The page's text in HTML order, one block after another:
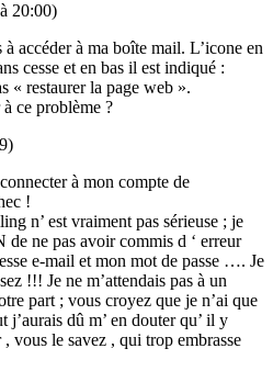
20:00)
accéder à ma boîte mail. L’icone en
cesse et en bas il est indiqué :
« restaurer la page web ».
ce problème ?
à mon compte de
!
n’ est vraiment pas sérieuse ; je
ne pas avoir commis d ‘ erreur
e-mail et mon mot de passe …. Je
!!! Je ne m’attendais pas à un
part ; vous croyez que je n’ai que
j’aurais dû m’ en douter qu’ il y
vous le savez , qui trop embrasse